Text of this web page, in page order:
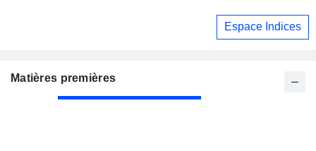
Espace Indices
Matières premières